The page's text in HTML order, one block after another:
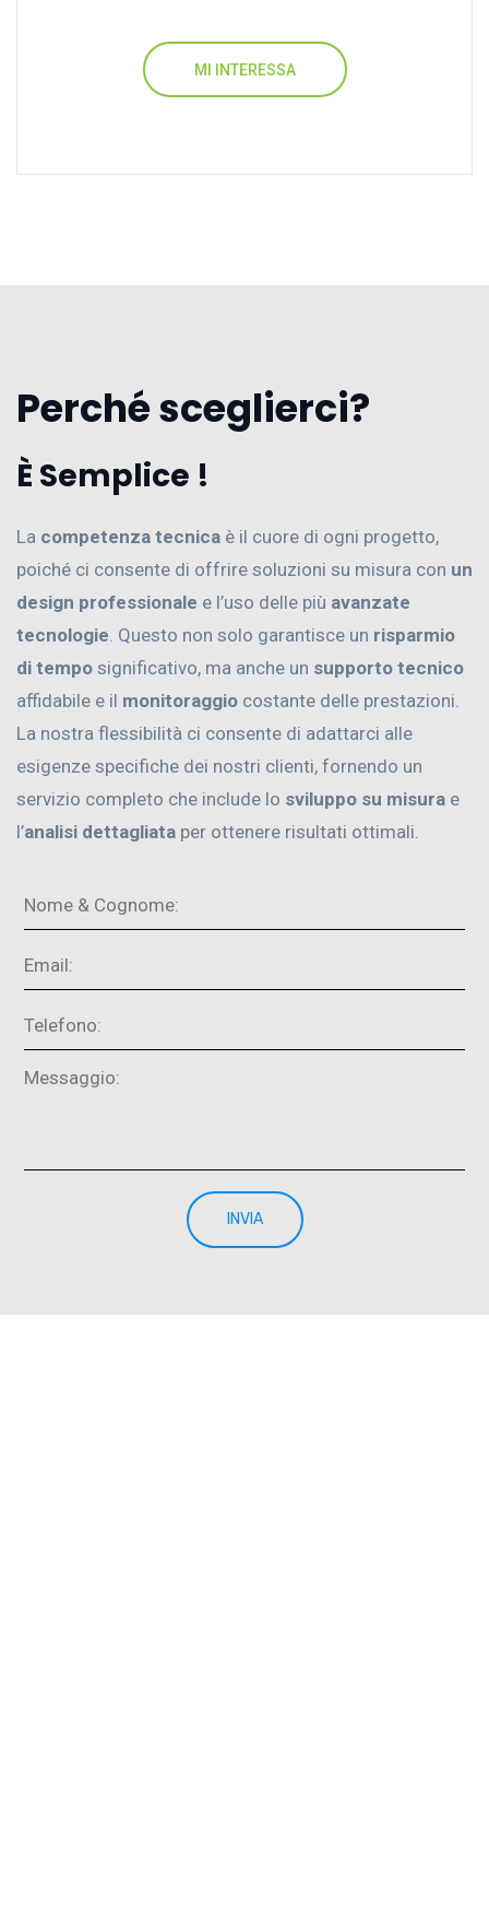
MI INTERESSA
Perché sceglierci?
È Semplice !
La competenza tecnica è il cuore di ogni progetto,
poiché ci consente di offrire soluzioni su misura con un
design professionale e l’uso delle più avanzate
tecnologie . Questo non solo garantisce un risparmio
di tempo significativo, ma anche un supporto tecnico
affidabile e il monitoraggio costante delle prestazioni.
La nostra flessibilità ci consente di adattarci alle
esigenze specifiche dei nostri clienti, fornendo un
servizio completo che include lo sviluppo su misura e
l’analisi dettagliata per ottenere risultati ottimali.